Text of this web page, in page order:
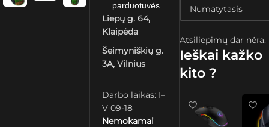
parduotuvės
Liepų g. 64,
Klaipėda
Šeimyniškių g.
3A, Vilnius
Darbo laikas: I–
V 09-18
Nemokamai
Atsiliepimų dar nėra.
Ieškai kažko
kito ?